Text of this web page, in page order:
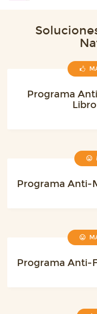
Programa
Libro
Programa Anti-
Programa Anti-